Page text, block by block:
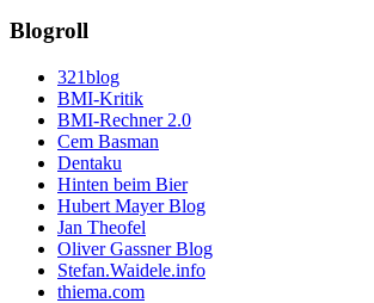
Blogroll
321blog
BMI-Kritik
BMI-Rechner 2.0
Cem Basman
Dentaku
Hinten beim Bier
Hubert Mayer Blog
Jan Theofel
Oliver Gassner Blog
Stefan.Waidele.info
thiema.com